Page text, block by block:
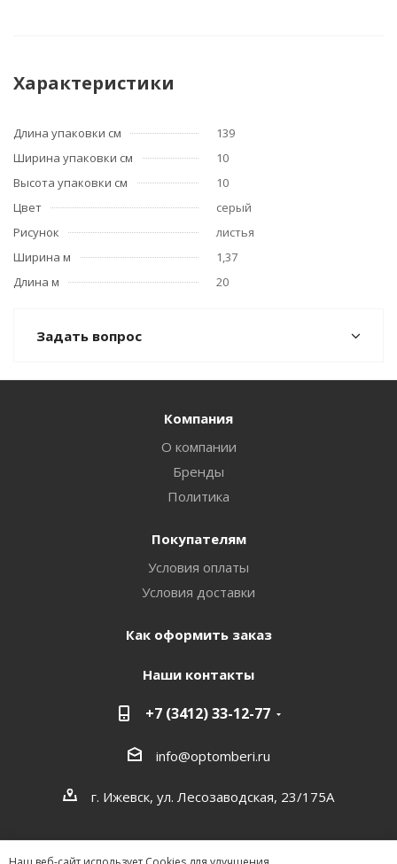
Характеристики
Длина упаковки см
139
Ширина упаковки см
10
Высота упаковки см
10
Цвет
серый
Рисунок
листья
Ширина м
1,37
Длина м
20
Задать вопрос
Компания
О компании
Бренды
Политика
Покупателям
Условия оплаты
Условия доставки
Как оформить заказ
Наши контакты
+7 (3412) 33-12-77
info@optomberi.ru
г. Ижевск, ул. Лесозаводская, 23/175А